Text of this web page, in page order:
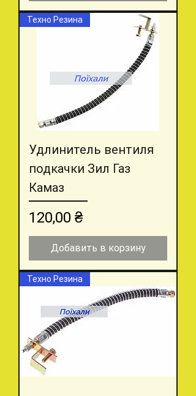
Техно Резина
Удлинитель вентиля
подкачки Зил Газ
Камаз
Цена
120,00 ₴
Добавить в корзину
Техно Резина